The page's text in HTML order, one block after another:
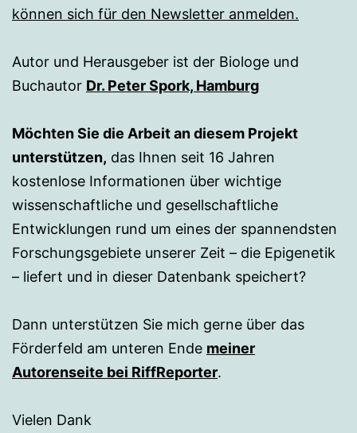
können sich für den Newsletter anmelden.
Autor und Herausgeber ist der Biologe und
Buchautor Dr. Peter Spork, Hamburg
Möchten Sie die Arbeit an diesem Projekt
unterstützen, das Ihnen seit 16 Jahren
kostenlose Informationen über wichtige
wissenschaftliche und gesellschaftliche
Entwicklungen rund um eines der spannendsten
Forschungsgebiete unserer Zeit – die Epigenetik
– liefert und in dieser Datenbank speichert?
Dann unterstützen Sie mich gerne über das
Förderfeld am unteren Ende meiner
Autorenseite bei RiffReporter.
Vielen Dank